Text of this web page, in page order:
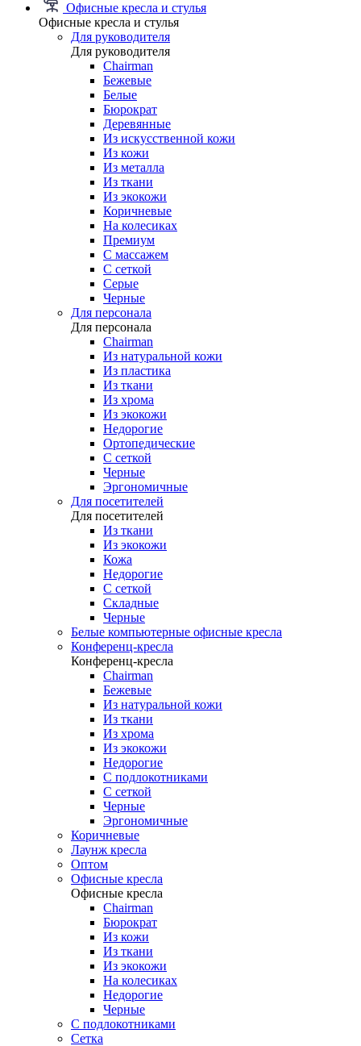
Офисные кресла и стулья
Офисные кресла и стулья
Для руководителя
Для руководителя
Chairman
Бежевые
Белые
Бюрократ
Деревянные
Из искусственной кожи
Из кожи
Из металла
Из ткани
Из экокожи
Коричневые
На колесиках
Премиум
С массажем
С сеткой
Серые
Черные
Для персонала
Для персонала
Chairman
Из натуральной кожи
Из пластика
Из ткани
Из хрома
Из экокожи
Недорогие
Ортопедические
С сеткой
Черные
Эргономичные
Для посетителей
Для посетителей
Из ткани
Из экокожи
Кожа
Недорогие
С сеткой
Складные
Черные
Белые компьютерные офисные кресла
Конференц-кресла
Конференц-кресла
Chairman
Бежевые
Из натуральной кожи
Из ткани
Из хрома
Из экокожи
Недорогие
С подлокотниками
С сеткой
Черные
Эргономичные
Коричневые
Лаунж кресла
Оптом
Офисные кресла
Офисные кресла
Chairman
Бюрократ
Из кожи
Из ткани
Из экокожи
На колесиках
Недорогие
Черные
С подлокотниками
Сетка